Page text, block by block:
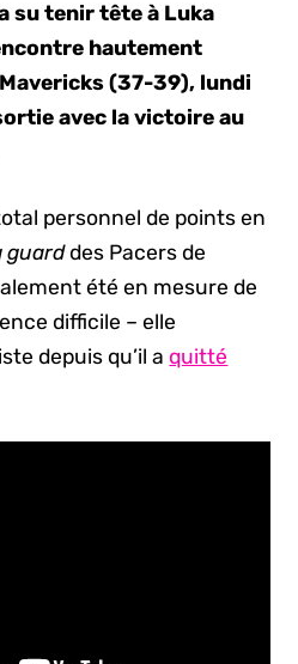
su tenir tête à Luka
hautement
(37-39), lundi
avec la victoire au
personnel de points en
guarddes Pacers de
été en mesure de
difficile – elle
depuis qu’il aquitté